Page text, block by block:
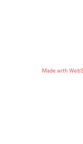
Made with